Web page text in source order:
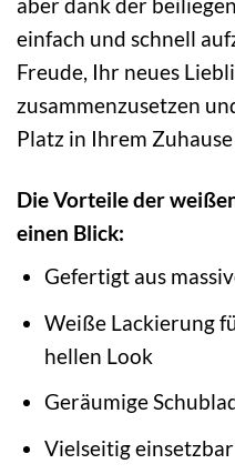
einfach und schnell
Freude, Ihr neues
zusammenzusetzen
Platz in Ihrem Zuhause
Die Vorteile der
einen Blick:
Gefertigt aus
Weiße Lackierung
hellen Look
Geräumige
Vielseitig